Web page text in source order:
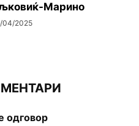
Марино
04/2025
одговор